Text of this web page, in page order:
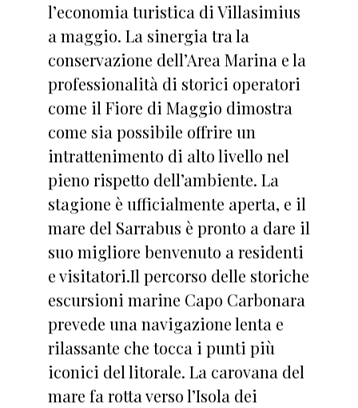
l’economia turistica di Villasimius
a maggio. La sinergia tra la
conservazione dell’Area Marina e la
professionalità di storici operatori
come il Fiore di Maggio dimostra
come sia possibile offrire un
intrattenimento di alto livello nel
pieno rispetto dell’ambiente. La
stagione è ufficialmente aperta, e il
mare del Sarrabus è pronto a dare il
suo migliore benvenuto a residenti
e visitatori.Il percorso delle storiche
escursioni marine Capo Carbonara
prevede una navigazione lenta e
rilassante che tocca i punti più
iconici del litorale. La carovana del
mare fa rotta verso l’Isola dei